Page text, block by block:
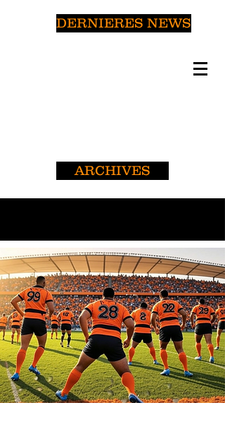
DERNIERES NEWS
ARCHIVES